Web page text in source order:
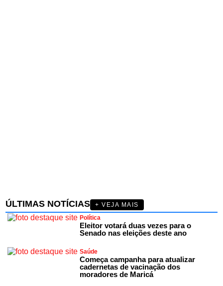
ÚLTIMAS NOTÍCIAS
+ VEJA MAIS
Política
Eleitor votará duas vezes para o
Senado nas eleições deste ano
Saúde
Começa campanha para atualizar
cadernetas de vacinação dos
moradores de Maricá